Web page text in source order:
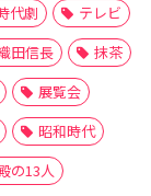
代劇
テレビ
田信長
抹茶
展覧会
昭和時代
の13人